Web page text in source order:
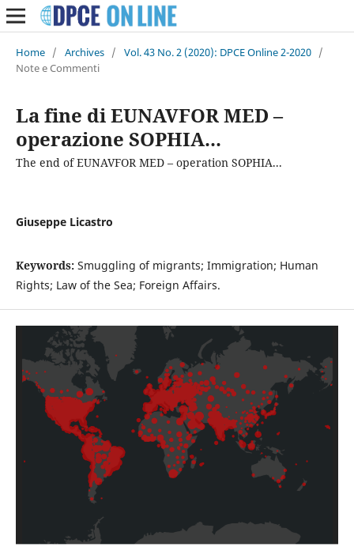
Home / Archives / Vol. 43 No. 2 (2020): DPCE Online 2-2020 /
Note e Commenti
La fine di EUNAVFOR MED –
operazione SOPHIA...
The end of EUNAVFOR MED – operation SOPHIA...
Giuseppe Licastro
Keywords: Smuggling of migrants; Immigration; Human
Rights; Law of the Sea; Foreign Affairs.